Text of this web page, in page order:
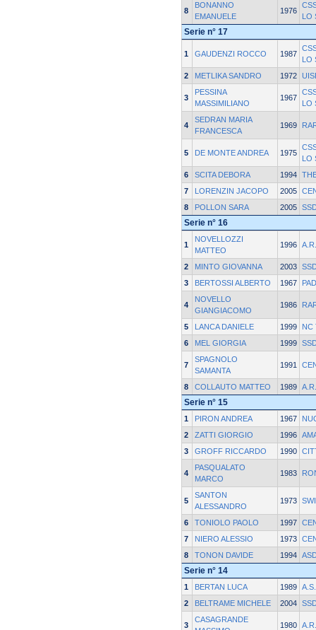
8
BONANNO
EMANUELE
1976
LO
Serie n° 17
1 GAUDENZI ROCCO 1987
LO
2
METLIKA SANDRO 1972
3
PESSINA
MASSIMILIANO
1967
LO
4
SEDRAN MARIA
FRANCESCA
1969
5 DE MONTE ANDREA 1975
LO
6
SCITA DEBORA 1994
7
LORENZIN JACOPO 2005
8
POLLON SARA 2005
Serie n° 16
1
NOVELLOZZI
MATTEO
1996
2 MINTO GIOVANNA 2003
3
BERTOSSI ALBERTO 1967
4
NOVELLO
GIANGIACOMO
1986
5 LANCA DANIELE 1999
NC
6
MEL GIORGIA 1999
7
SPAGNOLO
SAMANTA
1991
8 COLLAUTO MATTEO 1989
Serie n° 15
1 PIRON ANDREA 1967
2
ZATTI GIORGIO 1996
3
GROFF RICCARDO 1990
4
PASQUALATO
MARCO
1983
5
SANTON
ALESSANDRO
1973
6 TONIOLO PAOLO 1997
7
NIERO ALESSIO 1973
8
TONON DAVIDE 1994
Serie n° 14
1 BERTAN LUCA 1989
2
BELTRAME MICHELE 2004
3
CASAGRANDE
1980